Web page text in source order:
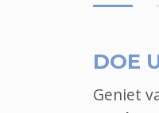
DOE
Geniet